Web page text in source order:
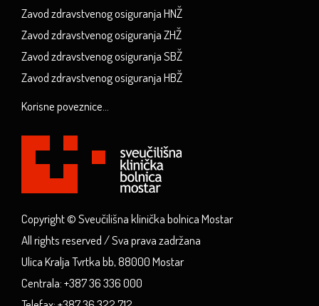
Zavod zdravstvenog osiguranja HNŽ
Zavod zdravstvenog osiguranja ZHŽ
Zavod zdravstvenog osiguranja SBŽ
Zavod zdravstvenog osiguranja HBŽ
Korisne poveznice...
Copyright © Sveučilišna klinička bolnica Mostar
All rights reserved / Sva prava zadržana
Ulica Kralja Tvrtka bb, 88000 Mostar
Centrala: +387 36 336 000